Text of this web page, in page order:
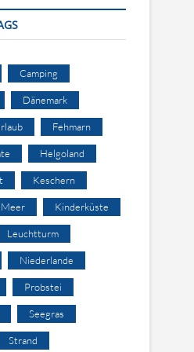
Camping
Dänemark
Fehmarn
Helgoland
Keschern
Meer Kinderküste
Leuchtturm
Niederlande
Probstei
Seegras
Strand